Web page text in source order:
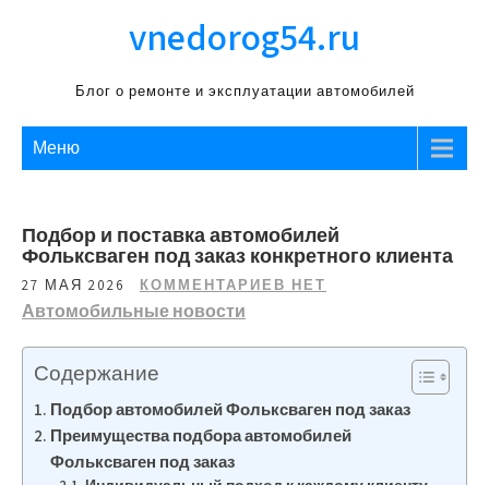
vnedorog54.ru
Блог о ремонте и эксплуатации автомобилей
Меню
Подбор и поставка автомобилей
Фольксваген под заказ конкретного клиента
27 МАЯ 2026 КОММЕНТАРИЕВ НЕТ
Автомобильные новости
Содержание
Подбор автомобилей Фольксваген под заказ
Преимущества подбора автомобилей
Фольксваген под заказ